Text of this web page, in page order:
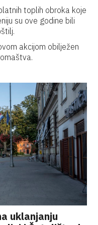
toplih obroka koje
su ove godine bili
akcijom obilježen
uklanjanju